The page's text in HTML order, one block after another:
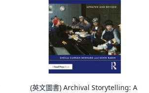
(英文圖書) Archival Storytelling: A